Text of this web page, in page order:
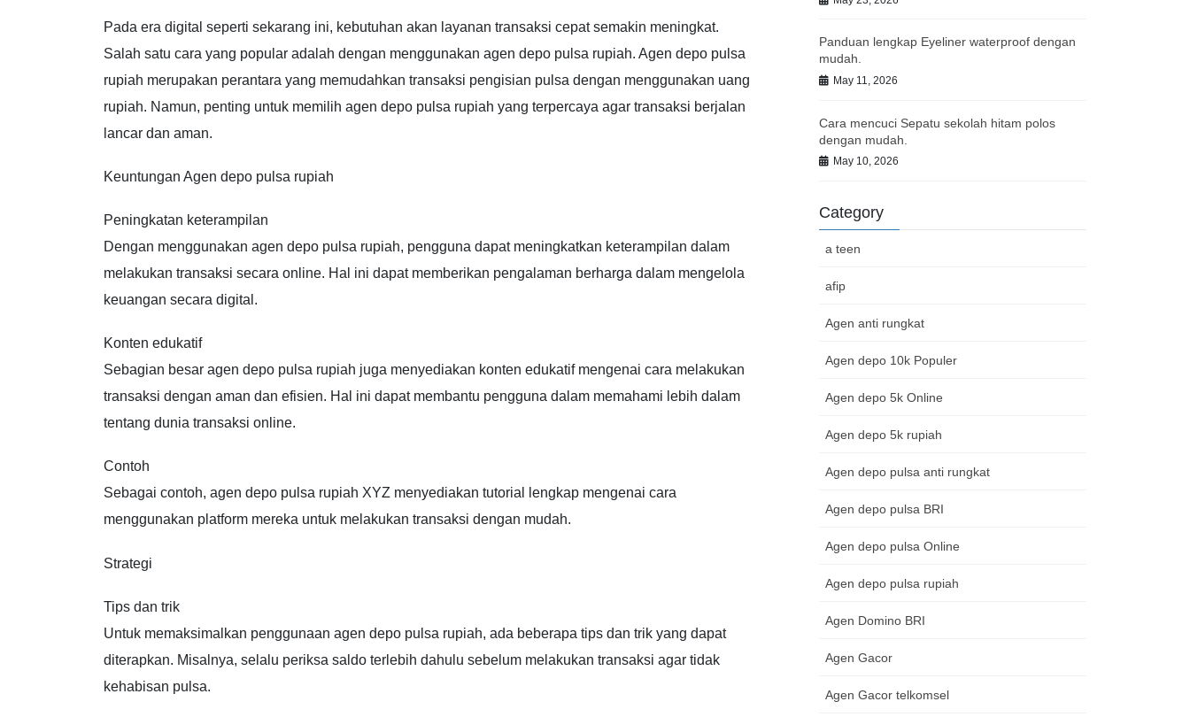
Pada era digital seperti sekarang ini, kebutuhan akan layanan transaksi cepat semakin meningkat.
Salah satu cara yang popular adalah dengan menggunakan agen depo pulsa rupiah. Agen depo pulsa
rupiah merupakan perantara yang memudahkan transaksi pengisian pulsa dengan menggunakan uang
rupiah. Namun, penting untuk memilih agen depo pulsa rupiah yang terpercaya agar transaksi berjalan
lancar dan aman.
Keuntungan Agen depo pulsa rupiah
Peningkatan keterampilan
Dengan menggunakan agen depo pulsa rupiah, pengguna dapat meningkatkan keterampilan dalam
melakukan transaksi secara online. Hal ini dapat memberikan pengalaman berharga dalam mengelola
keuangan secara digital.
Konten edukatif
Sebagian besar agen depo pulsa rupiah juga menyediakan konten edukatif mengenai cara melakukan
transaksi dengan aman dan efisien. Hal ini dapat membantu pengguna dalam memahami lebih dalam
tentang dunia transaksi online.
Contoh
Sebagai contoh, agen depo pulsa rupiah XYZ menyediakan tutorial lengkap mengenai cara
menggunakan platform mereka untuk melakukan transaksi dengan mudah.
Strategi
Tips dan trik
Untuk memaksimalkan penggunaan agen depo pulsa rupiah, ada beberapa tips dan trik yang dapat
diterapkan. Misalnya, selalu periksa saldo terlebih dahulu sebelum melakukan transaksi agar tidak
kehabisan pulsa.
Panduan lengkap Eyeliner waterproof dengan
mudah.
May 11, 2026
Cara mencuci Sepatu sekolah hitam polos
dengan mudah.
May 10, 2026
Category
a teen
afip
Agen anti rungkat
Agen depo 10k Populer
Agen depo 5k Online
Agen depo 5k rupiah
Agen depo pulsa anti rungkat
Agen depo pulsa BRI
Agen depo pulsa Online
Agen depo pulsa rupiah
Agen Domino BRI
Agen Gacor
Agen Gacor telkomsel